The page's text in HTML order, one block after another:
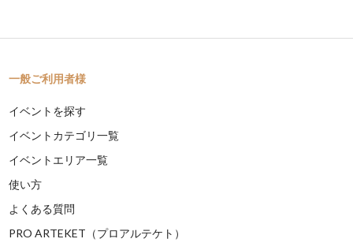
一般ご利用者様
イベントを探す
イベントカテゴリ一覧
イベントエリア一覧
使い方
よくある質問
PRO ARTEKET（プロアルテケト）